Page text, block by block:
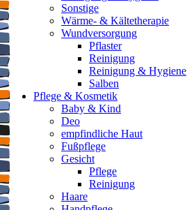
Sonstige
Wärme- & Kältetherapie
Wundversorgung
Pflaster
Reinigung
Reinigung & Hygiene
Salben
Pflege & Kosmetik
Baby & Kind
Deo
empfindliche Haut
Fußpflege
Gesicht
Pflege
Reinigung
Haare